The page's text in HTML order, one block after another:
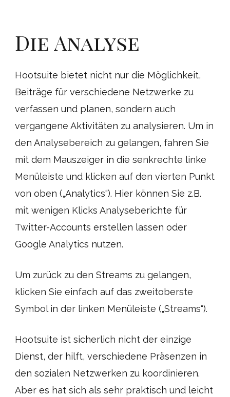
Die Analyse
Hootsuite bietet nicht nur die Möglichkeit,
Beiträge für verschiedene Netzwerke zu
verfassen und planen, sondern auch
vergangene Aktivitäten zu analysieren. Um in
den Analysebereich zu gelangen, fahren Sie
mit dem Mauszeiger in die senkrechte linke
Menüleiste und klicken auf den vierten Punkt
von oben („Analytics“). Hier können Sie z.B.
mit wenigen Klicks Analyseberichte für
Twitter-Accounts erstellen lassen oder
Google Analytics nutzen.
Um zurück zu den Streams zu gelangen,
klicken Sie einfach auf das zweitoberste
Symbol in der linken Menüleiste („Streams“).
Hootsuite ist sicherlich nicht der einzige
Dienst, der hilft, verschiedene Präsenzen in
den sozialen Netzwerken zu koordinieren.
Aber es hat sich als sehr praktisch und leicht